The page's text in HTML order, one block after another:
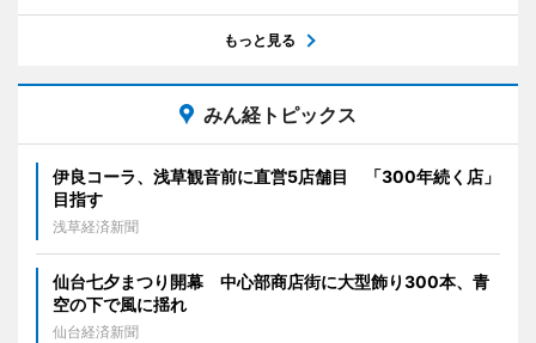
もっと見る
みん経トピックス
伊良コーラ、浅草観音前に直営5店舗目 「300年続く店」
目指す
浅草経済新聞
仙台七夕まつり開幕 中心部商店街に大型飾り300本、青
空の下で風に揺れ
仙台経済新聞